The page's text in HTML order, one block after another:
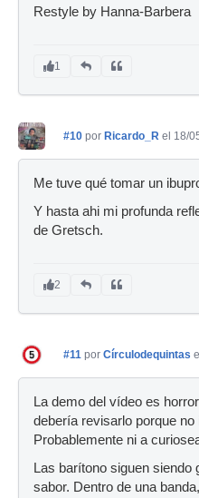
Restyle by Hanna-Barbera
1
#10 por Ricardo_R el 18/
Me tuve qué tomar un
Y hasta ahi mi profunda
de Gretsch.
2
#11 por Círculodequintas
La demo del vídeo es
debería revisarlo porque
Probablemente ni a
Las barítono siguen siendo
sabor. Dentro de una